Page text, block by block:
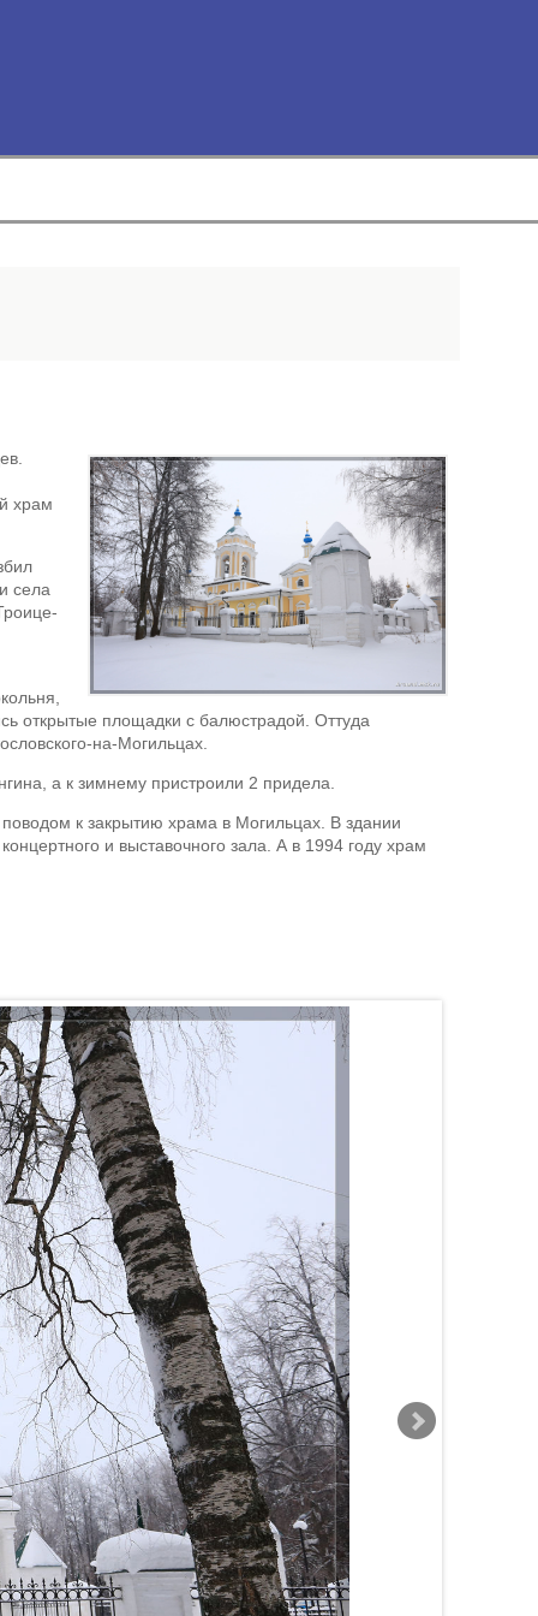
храм
села
открытые площадки с балюстрадой. Оттуда
на-Могильцах.
а к зимнему пристроили 2 придела.
к закрытию храма в Могильцах. В здании
и выставочного зала. А в 1994 году храм